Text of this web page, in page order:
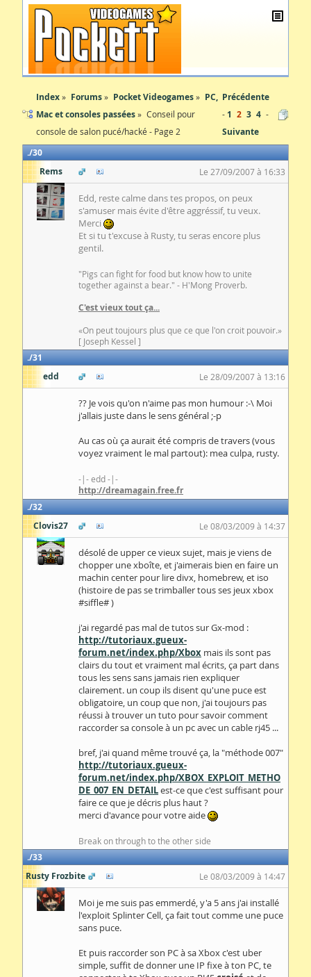
Index Forums Pocket Videogames
PC,
Mac et consoles passées
Conseil pour
console de salon pucé/hacké - Page 2
Précédente
1 2 3 4
Suivante
30
Rems
Le 27/09/2007 à 16:33
Edd, reste calme dans tes propos, on peux
s'amuser mais évite d'être aggréssif, tu veux.
Merci
Et si tu t'excuse à Rusty, tu seras encore plus
gentil.
"Pigs can fight for food but know how to unite
together against a bear." - H'Mong Proverb.
C'est vieux tout ça...
«On peut toujours plus que ce que l'on croit pouvoir.»
[ Joseph Kessel ]
31
edd
Le 28/09/2007 à 13:16
?? Je vois qu'on n'aime pas mon humour :-\ Moi
j'allais juste dans le sens général ;-p
Au cas où ça aurait été compris de travers (vous
voyez vraiment le mal partout): mea culpa, rusty.
-|- edd -|-
http://dreamagain.free.fr
32
Clovis27
Le 08/03/2009 à 14:37
désolé de upper ce vieux sujet, mais je viens de
chopper une xboîte, et j'aimerais bien en faire un
machin center pour lire divx, homebrew, et iso
(histoire de pas se trimballer tous ses jeux xbox
#siffle# )
j'ai regardé pas mal de tutos sur Gx-mod :
http://tutoriaux.gueux-
forum.net/index.php/Xbox mais ils sont pas
clairs du tout et vraiment mal écrits, ça part dans
tous les sens sans jamais rien expliquer
clairement. un coup ils disent qu'une puce est
obligatoire, un coup que non, j'ai toujours pas
réussi à trouver un tuto pour savoir comment
raccorder sa console à un pc avec un cable rj45 ...
bref, j'ai quand même trouvé ça, la "méthode 007"
http://tutoriaux.gueux-
forum.net/index.php/XBOX_EXPLOIT_METHO
DE_007_EN_DETAILest-ce que c'est suffisant pour
faire ce que je décris plus haut ?
merci d'avance pour votre aide
Break on through to the other side
33
Rusty Frozbite
Le 08/03/2009 à 14:47
Moi je me suis pas emmerdé, y'a 5 ans j'ai installé
l'exploit Splinter Cell, ça fait tout comme une puce
sans puce.
Et puis raccorder son PC à sa Xbox c'est uber
simple, suffit de donner une IP fixe à ton PC, te